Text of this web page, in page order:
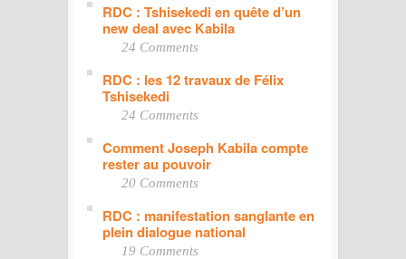
RDC : Tshisekedi en quête d’un
new deal avec Kabila
24 Comments
RDC : les 12 travaux de Félix
Tshisekedi
24 Comments
Comment Joseph Kabila compte
rester au pouvoir
20 Comments
RDC : manifestation sanglante en
plein dialogue national
19 Comments